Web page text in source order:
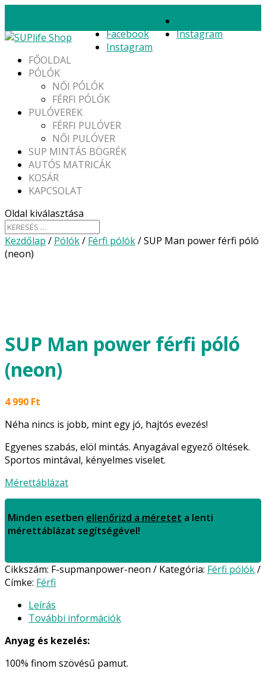
Instagram
Facebook
Instagram
FŐOLDAL
PÓLÓK
NŐI PÓLÓK
FÉRFI PÓLÓK
PULÓVEREK
FÉRFI PULÓVER
NŐI PULÓVER
SUP MINTÁS BÖGRÉK
AUTÓS MATRICÁK
KOSÁR
KAPCSOLAT
Oldal kiválasztása
Kezdőlap / Pólók/ Férfi pólók/ SUP Man power férfi póló
(neon)
SUP Man power férfi póló
(neon)
4 990 Ft
Néha nincs is jobb, mint egy jó, hajtós evezés!
Egyenes szabás, elöl mintás. Anyagával egyező öltések.
Sportos mintával, kényelmes viselet.
Mérettáblázat
Minden esetben ellenőrizd a méretet a lenti
mérettáblázat segítségével!
Cikkszám: F-supmanpower-neon Kategória: Férfi pólók
Címke: Férfi
Leírás
További információk
Anyag és kezelés:
100% finom szövésű pamut.